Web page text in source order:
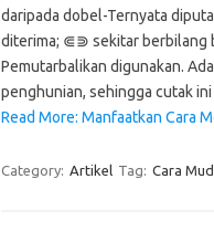
daripada dobel-Ternyata
diterima; ⋐⋑ sekitar berbilang
Pemutarbalikan digunakan.
penghunian, sehingga cutak
Read More: Manfaatkan Cara
Category: Artikel Tag: Cara